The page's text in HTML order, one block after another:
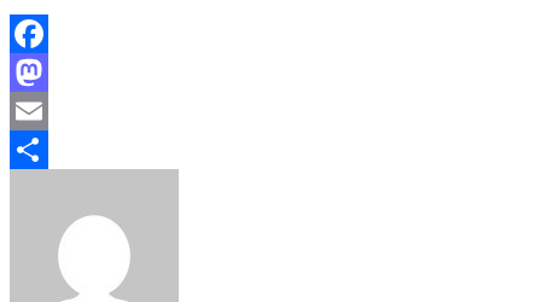
Facebook
Mastodon
Email